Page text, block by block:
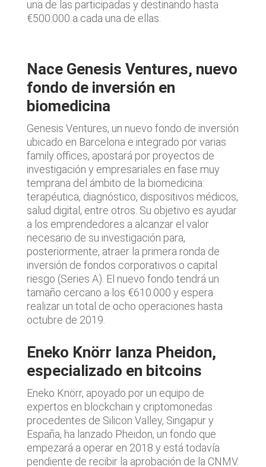
una de las participadas y destinando hasta
€500.000 a cada una de ellas.
Nace Genesis Ventures, nuevo
fondo de inversión en
biomedicina
Genesis Ventures, un nuevo fondo de inversión
ubicado en Barcelona e integrado por varias
family offices, apostará por proyectos de
investigación y empresariales en fase muy
temprana del ámbito de la biomedicina:
terapéutica, diagnóstico, dispositivos médicos,
salud digital, entre otros. Su objetivo es ayudar
a los emprendedores a alcanzar el valor
necesario de su investigación para,
posteriormente, atraer la primera ronda de
inversión de fondos corporativos o capital
riesgo (Series A). El nuevo fondo tendrá un
tamaño cercano a los €610.000 y espera
realizar un total de ocho operaciones hasta
octubre de 2019.
Eneko Knörr lanza Pheidon,
especializado en bitcoins
Eneko Knörr, apoyado por un equipo de
expertos en blockchain y criptomonedas
procedentes de Silicon Valley, Singapur y
España, ha lanzado Pheidon, un fondo que
empezará a operar en 2018 y está todavía
pendiente de recibir la aprobación de la CNMV.